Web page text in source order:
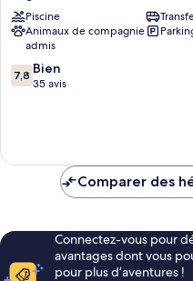
Draa
Hotel
Zagora
Piscine
Animaux de compagnie
admis
7.8
sur
7,8 Bien
35 avis
Comparer des
Connectez-vous pour
avantages dont vous
pour plus d’aventures !